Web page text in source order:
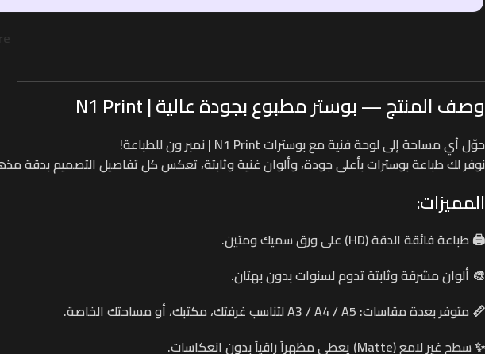
وصف المنتج — بوستر مطبوع بجودة عالية | N1 Print
حوّل أي مساحة إلى لوحة فنية مع بوستراتN1 Print | نمبر ون للطباعة
!
نوفر لك طباعة بوسترات بأعلى جودة، وألوان غنية وثابتة، تعكس كل تفاصيل التصميم بدقة
المميزات:
🖨️طباعة فائقة الدقة(HD) على ورق سميك ومتين.
🎨 ألوان مشرقة وثابتةتدوم لسنوات بدون بهتان.
📏متوفر بعدة مقاسات: A3 / A4 / A5 لتناسب غرفتك، مكتبك، أو مساحتك الخاصة.
✨سطح غير لامع(Matte) يعطي مظهراً راقياً بدون انعكاسات.